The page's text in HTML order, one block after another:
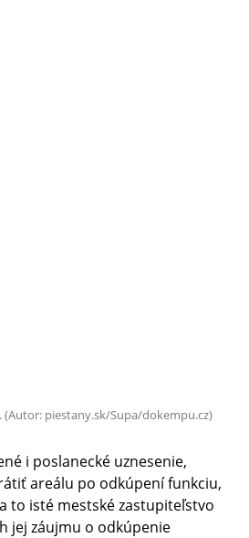
piestany.sk/Supa/dokempu.cz)
i poslanecké uznesenie,
areálu po odkúpení funkciu,
to isté mestské zastupiteľstvo
jej záujmu o odkúpenie